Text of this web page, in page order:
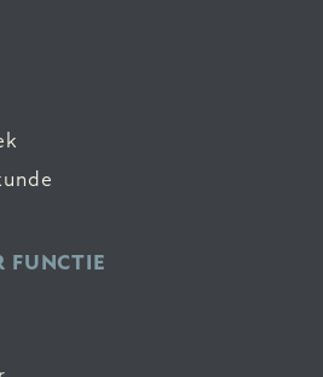
FUNCTIE